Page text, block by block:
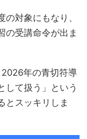
対象にもなり、
の受講命令が出ま
年の青切符導
して扱う」という
とスッキリしま